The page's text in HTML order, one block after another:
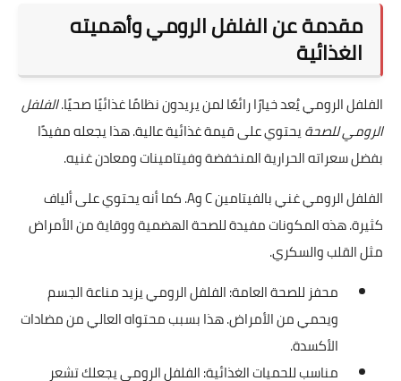
مقدمة عن الفلفل الرومي وأهميته
الغذائية
الفلفل الرومي يُعد خيارًا رائعًا لمن يريدون نظامًا غذائيًا صحيًا.الفلفل
الرومي للصحةيحتوي على قيمة غذائية عالية. هذا يجعله مفيدًا
بفضل سعراته الحرارية المنخفضة وفيتامينات ومعادن غنيه.
الفلفل الرومي غني بالفيتامين C وA. كما أنه يحتوي على ألياف
كثيرة. هذه المكونات مفيدة للصحة الهضمية ووقاية من الأمراض
مثل القلب والسكري.
محفز للصحة العامة: الفلفل الرومي يزيد مناعة الجسم
ويحمي من الأمراض. هذا بسبب محتواه العالي من مضادات
الأكسدة.
مناسب للحميات الغذائية: الفلفل الرومي يجعلك تشعر